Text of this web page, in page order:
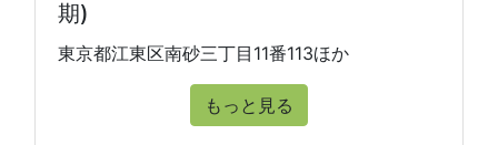
期)
東京都江東区南砂三丁目11番113ほか
もっと見る